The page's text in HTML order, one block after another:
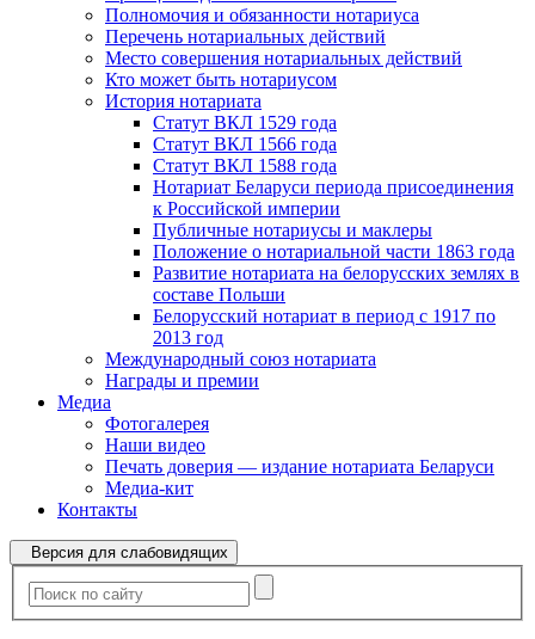
Полномочия и обязанности нотариуса
Перечень нотариальных действий
Место совершения нотариальных действий
Кто может быть нотариусом
История нотариата
Статут ВКЛ 1529 года
Статут ВКЛ 1566 года
Статут ВКЛ 1588 года
Нотариат Беларуси периода присоединения
к Российской империи
Публичные нотариусы и маклеры
Положение о нотариальной части 1863 года
Развитие нотариата на белорусских землях в
составе Польши
Белорусский нотариат в период с 1917 по
2013 год
Международный союз нотариата
Награды и премии
Медиа
Фотогалерея
Наши видео
Печать доверия — издание нотариата Беларуси
Медиа-кит
Контакты
Версия для слабовидящих